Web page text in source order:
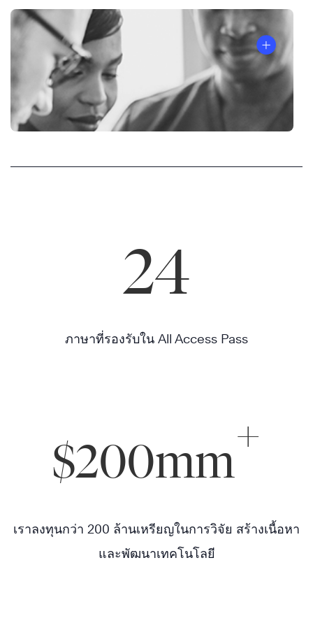
24
ภาษาที่รองรับใน All Access Pass
$200mm+
เราลงทุนกว่า 200 ล้านเหรียญในการวิจัย สร้างเนื้อหา
และพัฒนาเทคโนโลยี